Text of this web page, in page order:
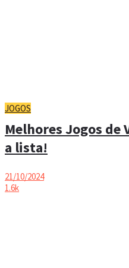
JOGOS
Melhores Jogos de
a lista!
21/10/2024
1.6k